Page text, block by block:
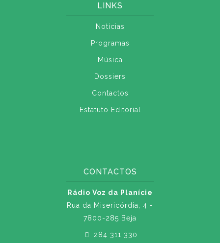
LINKS
Notícias
Programas
Música
Dossiers
Contactos
Estatuto Editorial
CONTACTOS
Rádio Voz da Planície
Rua da Misericórdia, 4 -
7800-285 Beja
284 311 330